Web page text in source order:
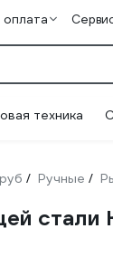
техника
/ Ручные /
стали